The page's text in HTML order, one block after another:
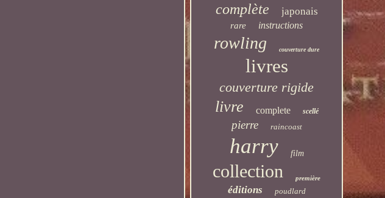
complète japonais
rare instructions
rowling couverture dure
livres
couverture rigide
livre complete scellé
pierre raincoast
harry film
collection première
éditions poudlard